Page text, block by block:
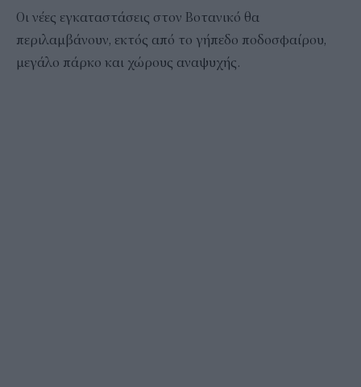
Οι νέες εγκαταστάσεις στον Βοτανικό θα
περιλαμβάνουν, εκτός από το γήπεδο ποδοσφαίρου,
μεγάλο πάρκο και χώρους αναψυχής.